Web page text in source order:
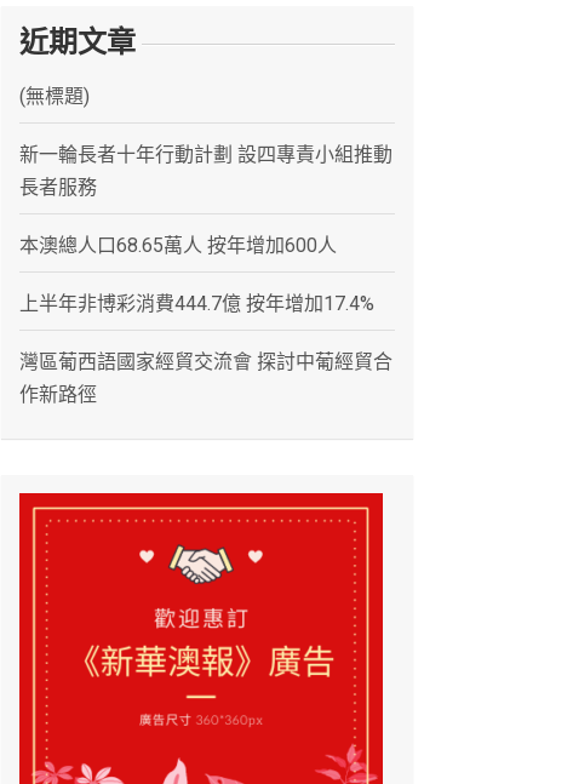
近期文章
(無標題)
新一輪長者十年行動計劃 設四專責小組推動
長者服務
本澳總人口68.65萬人 按年增加600人
上半年非博彩消費444.7億 按年增加17.4%
灣區葡西語國家經貿交流會 探討中葡經貿合
作新路徑